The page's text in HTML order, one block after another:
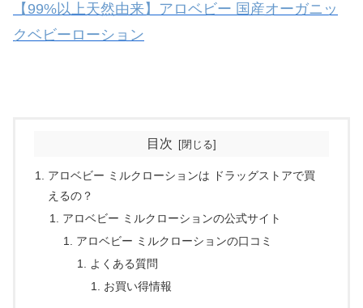
【99%以上天然由来】アロベビー 国産オーガニッ
クベビーローション
目次
アロベビー ミルクローションは ドラッグストアで買
えるの？
アロベビー ミルクローションの公式サイト
アロベビー ミルクローションの口コミ
よくある質問
お買い得情報